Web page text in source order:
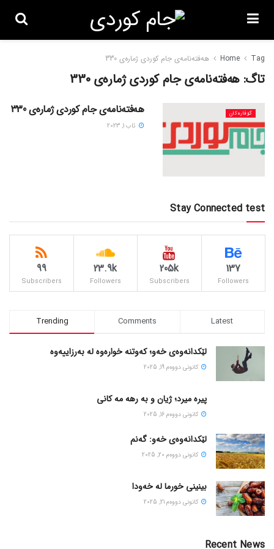
Home Tag هەفتەنامەی جام کوردی ژمارەی 330
تاگ: هەفتەنامەی جام کوردی ژمارەی 330
گۆڤاره‌کان هەفتەنامەی جام کوردی ژمارەی 330
ئاب 1, 2023
Stay Connected test
137
Followers
205k
Subscribers
23.9k
Followers
99
Subscribers
Trending Comments Latest
لێکدانەوەی خەو؛ کەوتنە خوارەوە لە بەرزاییەوە
كانونی دووه‌م 19, 2025
پیره میرد؛ ژیان و به رهه مه کانی
كانونی دووه‌م 16, 2025
لێکدانەوەی خەو: گەنم
كانونی دووه‌م 20, 2025
بینینی خورما لە خەودا
كانونی دووه‌م 21, 2025
Recent News